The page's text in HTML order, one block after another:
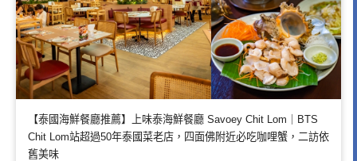
【泰國海鮮餐廳推薦】上味泰海鮮餐廳 Savoey Chit Lom｜BTS
Chit Lom站超過50年泰國菜老店，四面佛附近必吃咖哩蟹，二訪依
舊美味